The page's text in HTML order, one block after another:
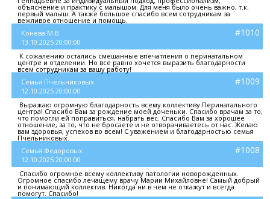
объяснение и практику с малышом. Для меня было очень важно, т.к.
первый малыш. А также большое спасибо всем сотрудникам за
вежливое отношение и помощь.
Конева М.В.
13.10.2025 20:00:00
#1010
К сожалению остались смешанные впечатления о перинатальном
центре и отделении. Но все равно хочется выразить благодарности
всем сотрудникам за вашу работу!
Семья Пчельниковых
12.10.2025 20:00:00
#1009
Выражаю огромную благодарность всему коллективу Перинатального
центра! Спасибо Вам за рождение моей доченьки. Спасибо врачам за то,
что помогли ей поправиться, набрать вес. Спасибо Вам за хорошее
отношение, за то, что не бросаете и не отворачиваетесь от нас. Желаю
вам здоровья, успехов во всем! С уважением и благодарностью семья
Пчельниковых.
Семья Федоровых
12.10.2025 20:00:00
#1008
Спасибо огромное всему коллективу патологии новорожденных.
Огромное спасибо лечащему врачу Марии Михайловне! Самый добрый
и понимающий коллектив. Никогда ни в чем не откажут и всегда
помогут. Спасибо!